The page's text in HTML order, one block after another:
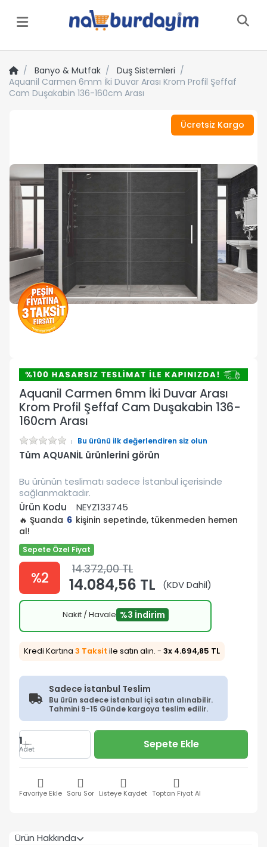
Menü
Banyo & Mutfak
Duş Sistemleri
Aquanil Carmen 6mm İki Duvar Arası Krom Profil Şeffaf
Cam Duşakabin 136-160cm Arası
Ücretsiz Kargo
Aquanil Carmen 6mm İki Duvar Arası
Krom Profil Şeffaf Cam Duşakabin 136-
160cm Arası
Bu ürünü ilk değerlendiren siz olun
Tüm AQUANİL ürünlerini görün
Bu ürünün teslimatı sadece İstanbul içerisinde
sağlanmaktadır.
Ürün Kodu
NEYZ133745
🔥 Şuanda 6 kişinin sepetinde, tükenmeden hemen
al!
Sepete Özel Fiyat
%2 14.372,00 TL
14.084,56 TL (KDV Dahil)
Nakit / Havale %3 İndirim
Kredi Kartına 3 Taksit ile satın alın. - 3x 4.694,85 TL
Sadece İstanbul Teslim
Bu ürün sadece İstanbul İçi satın alınabilir.
Tahmini 9-15 Günde kargoya teslim edilir.
1
Adet Sepete Ekle
Favoriye Ekle Soru Sor Listeye Kaydet Toptan Fiyat Al
Ürün Hakkında